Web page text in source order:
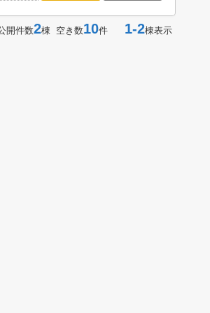
開件数2棟 空き数10件 1-2棟表示